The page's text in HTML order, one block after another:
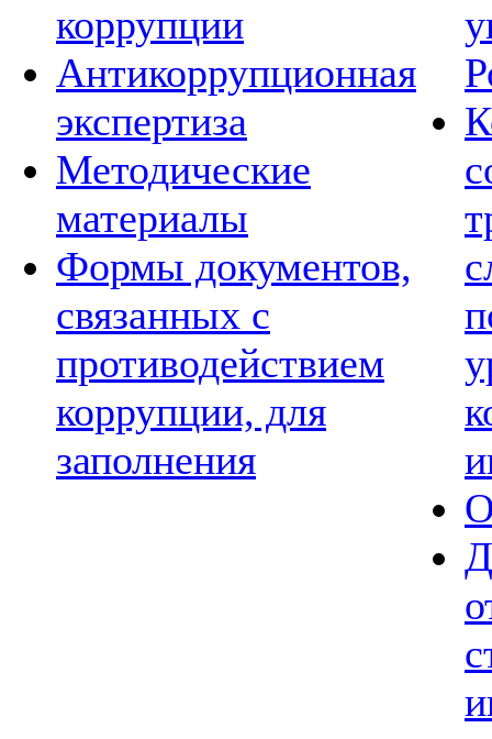
коррупции
Антикоррупционная
экспертиза
Методические
материалы
Формы документов,
связанных с
противодействием
коррупции, для
заполнения